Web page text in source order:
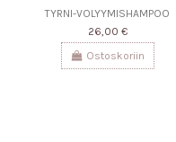
TYRNI-VOLYYMISHAMPOO
26,00 €
Ostoskoriin